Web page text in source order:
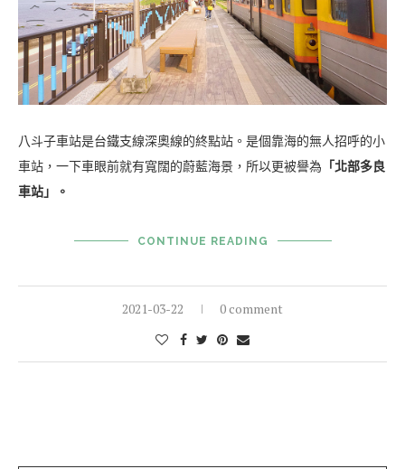
八斗子車站是台鐵支線深奧線的終點站。是個靠海的無人招呼的小
車站，一下車眼前就有寬闊的蔚藍海景，所以更被譽為 「北部多良
車站」。
CONTINUE READING
2021-03-22 0 comment